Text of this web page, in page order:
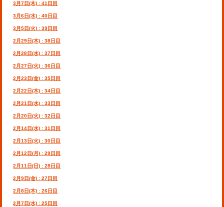
3月7日(木) : 41日目
3月6日(水) : 40日目
3月5日(火) : 39日目
2月29日(木) : 38日目
2月28日(水) : 37日目
2月27日(火) : 36日目
2月23日(金) : 35日目
2月22日(木) : 34日目
2月21日(水) : 33日目
2月20日(火) : 32日目
2月14日(水) : 31日目
2月13日(火) : 30日目
2月12日(月) : 29日目
2月11日(日) : 28日目
2月9日(金) : 27日目
2月8日(木) : 26日目
2月7日(水) : 25日目